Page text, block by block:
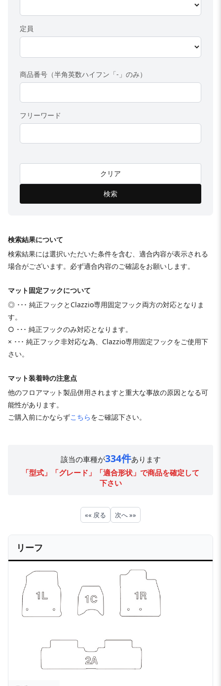
定員
商品番号（半角英数ハイフン「-」のみ）
フリーワード
クリア
検索
検索結果について
検索結果には選択いただいた条件を含む、適合内容が表示される
場合がございます。必ず適合内容のご確認をお願いします。
マット固定フックについて
◎ ･･･ 純正フックとClazzio専用固定フック両方の対応となりま
す。
○ ･･･ 純正フックのみ対応となります。
× ･･･ 純正フック非対応な為、Clazzio専用固定フックをご使用下
さい。
マット装着時の注意点
他のフロアマット製品併用されますと重大な事故の原因となる可
能性があります。
ご購入前にかならずこちらをご確認下さい。
該当の車種が334件あります
「型式」「グレード」「適合形状」で商品を確定して
下さい
«« 戻る 次へ »»
リーフ